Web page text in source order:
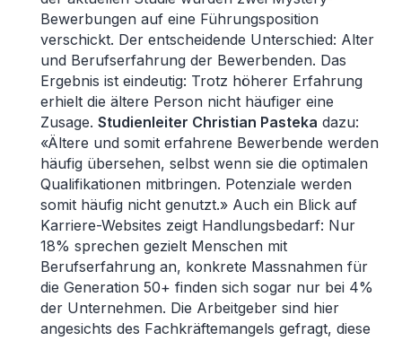
Bewerbungen auf eine Führungsposition
verschickt. Der entscheidende Unterschied: Alter
und Berufserfahrung der Bewerbenden. Das
Ergebnis ist eindeutig: Trotz höherer Erfahrung
erhielt die ältere Person nicht häufiger eine
Zusage. Studienleiter Christian Pasteka dazu:
«Ältere und somit erfahrene Bewerbende werden
häufig übersehen, selbst wenn sie die optimalen
Qualifikationen mitbringen. Potenziale werden
somit häufig nicht genutzt.» Auch ein Blick auf
Karriere-Websites zeigt Handlungsbedarf: Nur
18% sprechen gezielt Menschen mit
Berufserfahrung an, konkrete Massnahmen für
die Generation 50+ finden sich sogar nur bei 4%
der Unternehmen. Die Arbeitgeber sind hier
angesichts des Fachkräftemangels gefragt, diese